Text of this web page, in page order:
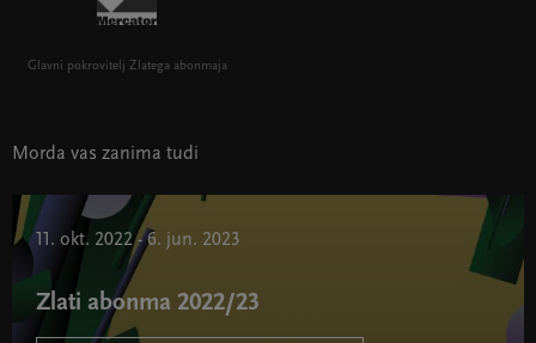
Glavni pokrovitelj Zlatega abonmaja
Morda vas zanima tudi
11. okt. 2022 - 6. jun. 2023
Zlati abonma 2022/23